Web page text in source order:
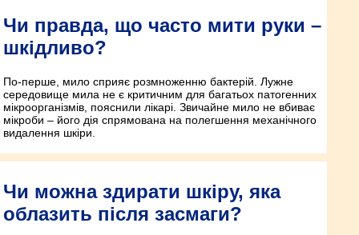
Чи правда, що часто мити руки –
шкідливо?
По-перше, мило сприяє розмноженню бактерій. Лужне
середовище мила не є критичним для багатьох патогенних
мікроорганізмів, пояснили лікарі. Звичайне мило не вбиває
мікроби – його дія спрямована на полегшення механічного
видалення шкіри.
Чи можна здирати шкіру, яка
облазить після засмаги?